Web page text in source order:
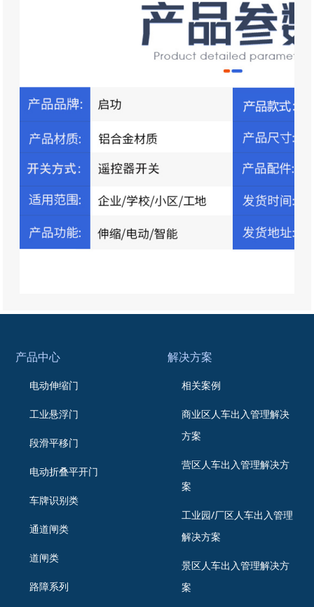
产品中心
电动伸缩门
工业悬浮门
段滑平移门
电动折叠平开门
车牌识别类
通道闸类
道闸类
路障系列
解决方案
相关案例
商业区人车出入管理解决
方案
营区人车出入管理解决方
案
工业园/厂区人车出入管理
解决方案
景区人车出入管理解决方
案